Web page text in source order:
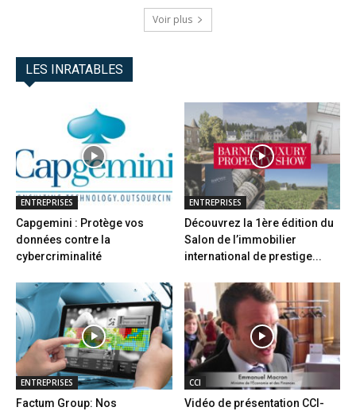
Voir plus
LES INRATABLES
ENTREPRISES
Capgemini : Protège vos
données contre la
cybercriminalité
ENTREPRISES
Découvrez la 1ère édition du
Salon de l’immobilier
international de prestige...
ENTREPRISES
Factum Group: Nos
CCI
Vidéo de présentation CCI-